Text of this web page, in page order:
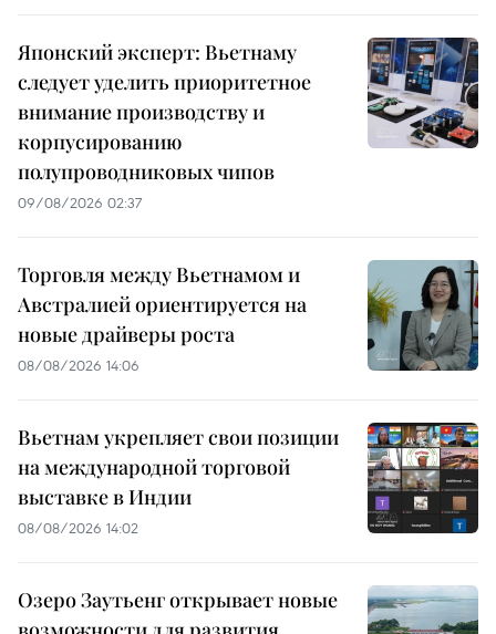
Японский эксперт: Вьетнаму
следует уделить приоритетное
внимание производству и
корпусированию
полупроводниковых чипов
09/08/2026 02:37
Торговля между Вьетнамом и
Австралией ориентируется на
новые драйверы роста
08/08/2026 14:06
Вьетнам укрепляет свои позиции
на международной торговой
выставке в Индии
08/08/2026 14:02
Озеро Заутьенг открывает новые